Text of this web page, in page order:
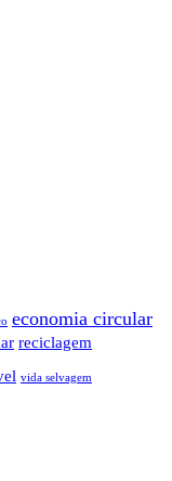
economia circular
reciclagem
vida selvagem